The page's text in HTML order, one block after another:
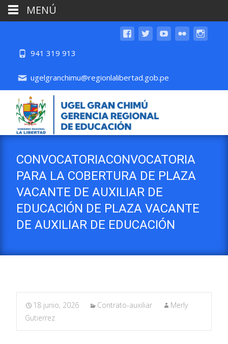
941 319 913
ugelgranchimu@regionlalibertad.gob.pe
CONVOCATORIACONVOCATORIA
PARA LA COBERTURA DE PLAZA
VACANTE DE AUXILIAR DE
EDUCACIÓN DE PLAZA VACANTE
DE AUXILIAR DE EDUCACIÓN
18 junio, 2026 Contrato-auxiliar
Merly
Gutierrez
MENÚ